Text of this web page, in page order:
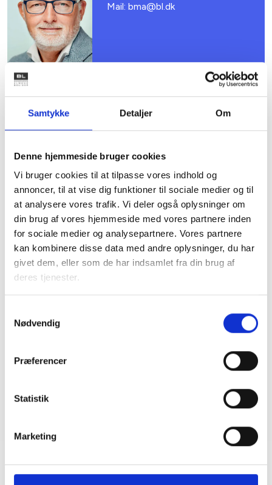
Samtykke Detaljer Om
Denne hjemmeside bruger cookies
Vi bruger cookies til at tilpasse vores indhold og
annoncer, til at vise dig funktioner til sociale medier og til
at analysere vores trafik. Vi deler også oplysninger om
din brug af vores hjemmeside med vores partnere inden
for sociale medier og analysepartnere. Vores partnere
kan kombinere disse data med andre oplysninger, du har
givet dem, eller som de har indsamlet fra din brug af
deres tjenester.
Nødvendig
Præferencer
Statistik
Marketing
Mail: bma@bl.dk
BL INFORMERER
Nye krav om fjernaflæste målere – alle
ejendomme skal være klar senest 1. januar
2027
08. juni 2026
BL INFORMERER
Ansvar for nødforsyning i plejeboliger ved
08. juni 2026
BL INFORMERER
plejeboliger